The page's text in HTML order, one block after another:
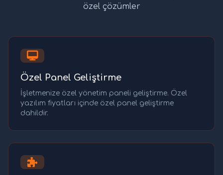
özel çözümler
Özel Panel Geliştirme
İşletmenize özel yönetim paneli geliştirme. Özel
yazılım fiyatları içinde özel panel geliştirme
dahildir.